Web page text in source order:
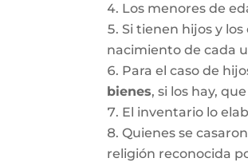
Los menores de
Si tienen hijos y
nacimiento de cada
Para el caso de
bienes, si los hay,
El inventario lo
Quienes se
religión reconocida